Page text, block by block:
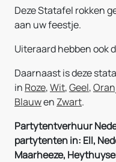
Deze Statafel rokken
aan uw feestje.
Uiteraard hebben ook
Daarnaast is deze
in Roze,Wit,Geel,
Blauwen Zwart.
Partytentverhuur
partytenten in: Ell,
Maarheeze,